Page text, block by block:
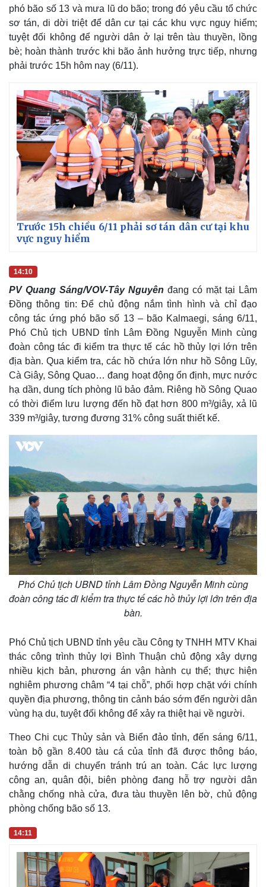
Thế giới
Quan sát
Cuộc sống đó đây
Hồ sơ
Multimedia
Video
Ảnh
E-Magazine
Infographic
phó bão số 13 và mưa lũ do bão; trong đó yêu cầu tổ chức
sơ tán, di dời triệt để dân cư tại các khu vực nguy hiểm;
tuyệt đối không để người dân ở lại trên tàu thuyền, lồng
bè; hoàn thành trước khi bão ảnh hưởng trực tiếp, nhưng
phải trước 15h hôm nay (6/11).
Trước 15h chiều 6/11 phải sơ tán dân cư tại khu
vực nguy hiểm
14:10
PV Quang Sáng/VOV-Tây Nguyên đang có mặt tại Lâm
Đồng thông tin: Để chủ động nắm tình hình và chỉ đạo
công tác ứng phó bão số 13 – bão Kalmaegi, sáng 6/11,
Phó Chủ tịch UBND tỉnh Lâm Đồng Nguyễn Minh cùng
đoàn công tác đi kiểm tra thực tế các hồ thủy lợi lớn trên
địa bàn. Qua kiểm tra, các hồ chứa lớn như hồ Sông Lũy,
Cà Giây, Sông Quao… đang hoạt động ổn định, mực nước
hạ dần, dung tích phòng lũ bảo đảm. Riêng hồ Sông Quao
có thời điểm lưu lượng đến hồ đạt hơn 800 m³/giây, xả lũ
339 m³/giây, tương đương 31% công suất thiết kế.
Phó Chủ tịch UBND tỉnh Lâm Đồng Nguyễn Minh cùng
đoàn công tác đi kiểm tra thực tế các hồ thủy lợi lớn trên địa
bàn.
Phó Chủ tịch UBND tỉnh yêu cầu Công ty TNHH MTV Khai
thác công trình thủy lợi Bình Thuận chủ động xây dựng
nhiều kịch bản, phương án vận hành cụ thể; thực hiện
nghiêm phương châm “4 tại chỗ”, phối hợp chặt với chính
quyền địa phương, thông tin cảnh báo sớm đến người dân
vùng hạ du, tuyệt đối không để xảy ra thiệt hại về người.
Theo Chi cục Thủy sản và Biển đảo tỉnh, đến sáng 6/11,
toàn bộ gần 8.400 tàu cá của tỉnh đã được thông báo,
hướng dẫn di chuyển tránh trú an toàn. Các lực lượng
công an, quân đội, biên phòng đang hỗ trợ người dân
chằng chống nhà cửa, đưa tàu thuyền lên bờ, chủ động
phòng chống bão số 13.
14:11